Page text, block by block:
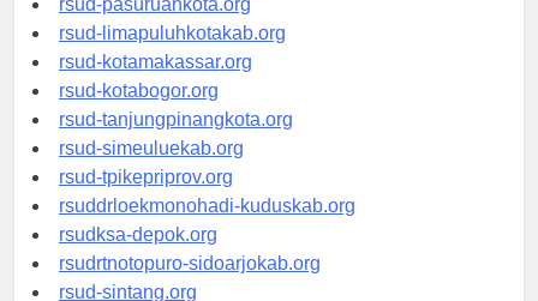
rsud-pasuruankota.org
rsud-limapuluhkotakab.org
rsud-kotamakassar.org
rsud-kotabogor.org
rsud-tanjungpinangkota.org
rsud-simeuluekab.org
rsud-tpikepriprov.org
rsuddrloekmonohadi-kuduskab.org
rsudksa-depok.org
rsudrtnotopuro-sidoarjokab.org